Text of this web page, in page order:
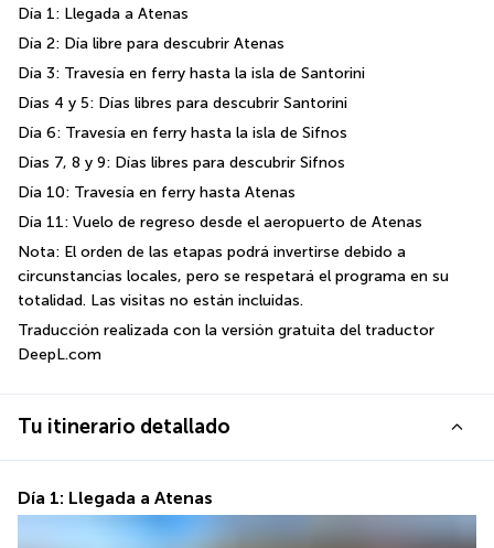
Día 1: Llegada a Atenas
Día 2: Día libre para descubrir Atenas
Día 3: Travesía en ferry hasta la isla de Santorini
Días 4 y 5: Días libres para descubrir Santorini
Día 6: Travesía en ferry hasta la isla de Sifnos
Días 7, 8 y 9: Días libres para descubrir Sifnos
Día 10: Travesía en ferry hasta Atenas
Día 11: Vuelo de regreso desde el aeropuerto de Atenas
Nota: El orden de las etapas podrá invertirse debido a
circunstancias locales, pero se respetará el programa en su
totalidad. Las visitas no están incluidas.
Traducción realizada con la versión gratuita del traductor
DeepL.com
Tu itinerario detallado
Día 1: Llegada a Atenas